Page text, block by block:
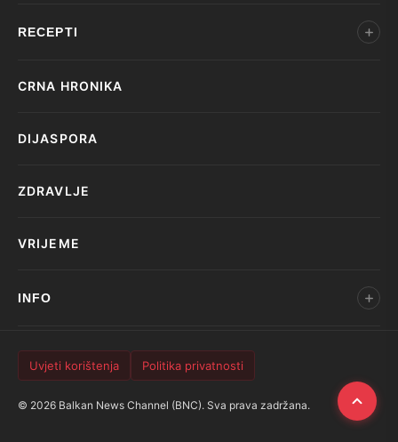
RECEPTI
CRNA HRONIKA
DIJASPORA
ZDRAVLJE
VRIJEME
INFO
Uvjeti korištenja Politika privatnosti
© 2026 Balkan News Channel (BNC). Sva prava zadržana.